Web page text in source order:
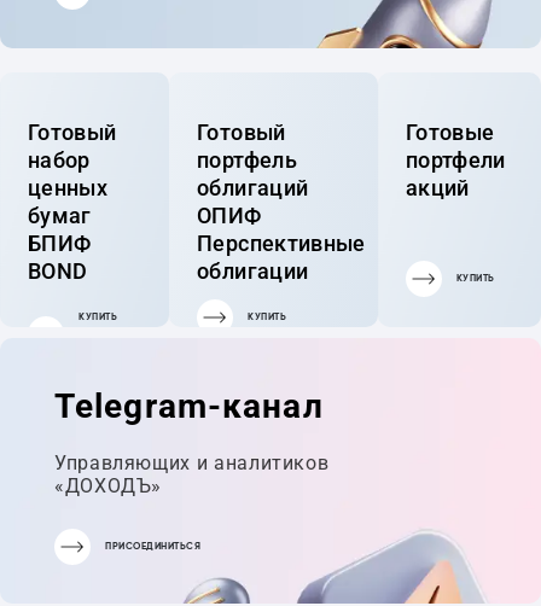
Готовый
набор
ценных
бумаг
БПИФ
BOND
КУПИТЬ
Готовый
портфель
облигаций
ОПИФ
Перспективные
облигации
КУПИТЬ
Готовые
портфели
акций
КУПИТЬ
Telegram-канал
Управляющих и аналитиков
«ДОХОДЪ»
ПРИСОЕДИНИТЬСЯ